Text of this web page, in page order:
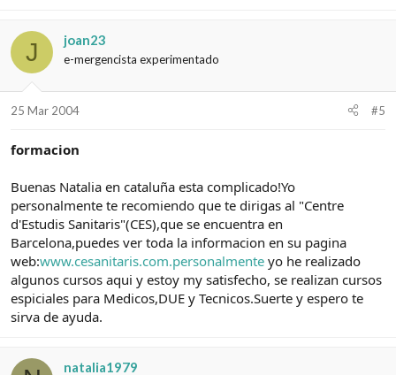
J joan23
e-mergencista experimentado
25 Mar 2004 #5
formacion
Buenas Natalia en cataluña esta complicado!Yo
personalmente te recomiendo que te dirigas al "Centre
d'Estudis Sanitaris"(CES),que se encuentra en
Barcelona,puedes ver toda la informacion en su pagina
web:www.cesanitaris.com.personalmente yo he realizado
algunos cursos aqui y estoy my satisfecho, se realizan cursos
espiciales para Medicos,DUE y Tecnicos.Suerte y espero te
sirva de ayuda.
natalia1979